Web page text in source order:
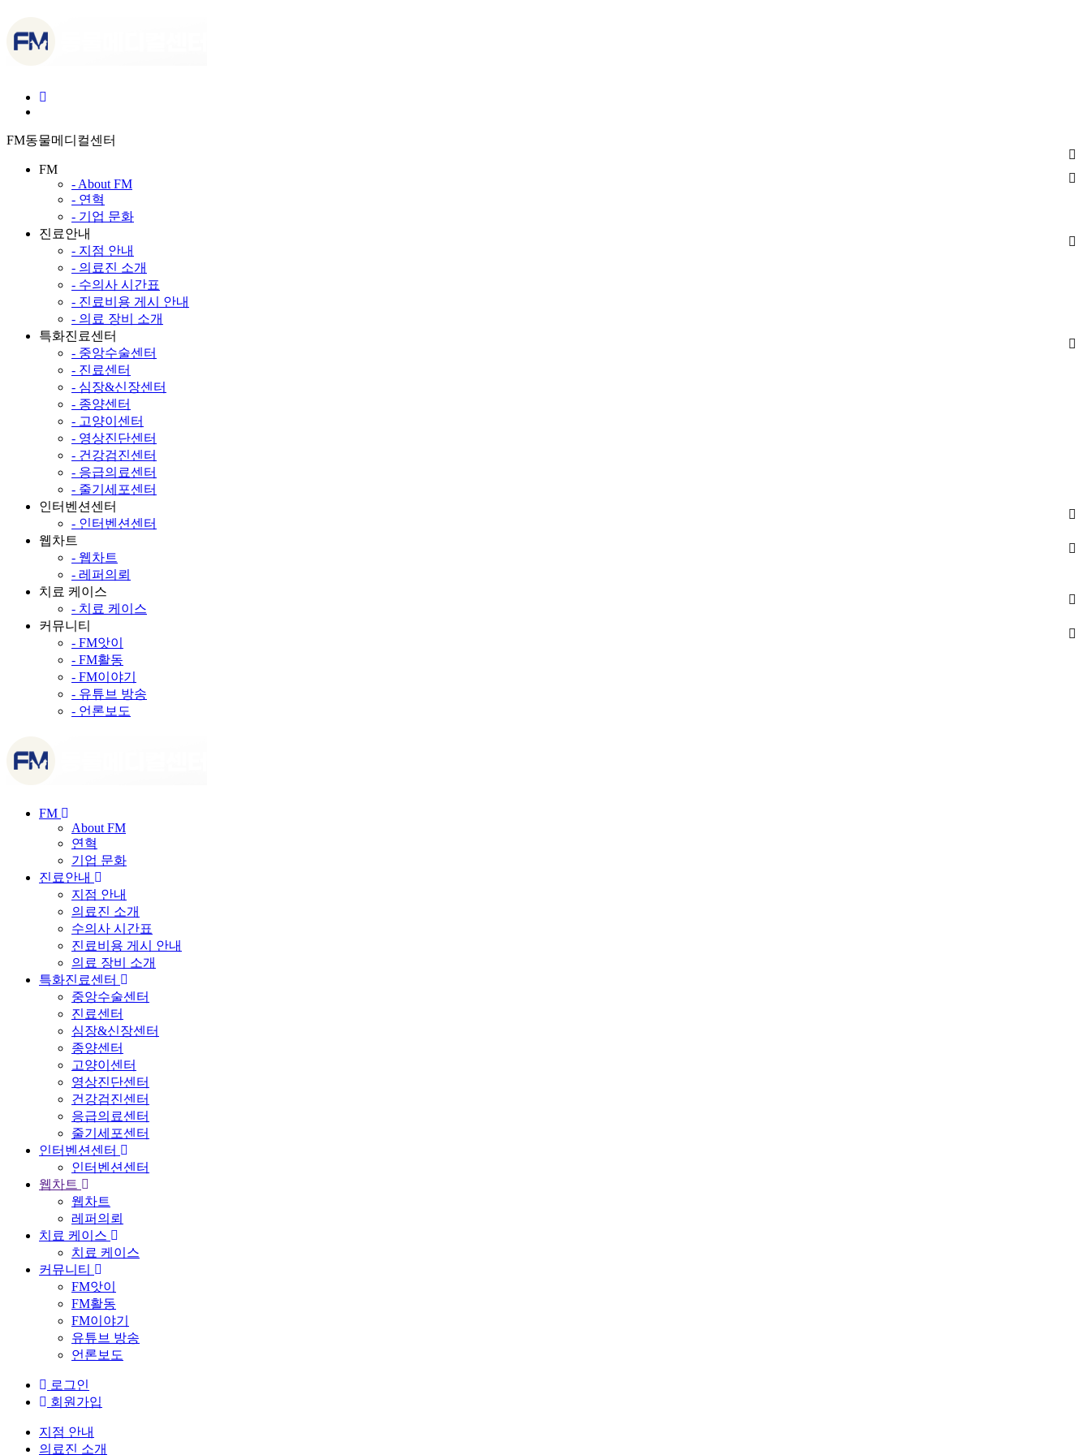
FM동물메디컬센터
FM
- About FM
- 연혁
- 기업 문화
진료안내
- 지점 안내
- 의료진 소개
- 수의사 시간표
- 진료비용 게시 안내
- 의료 장비 소개
특화진료센터
- 중앙수술센터
- 진료센터
- 심장&신장센터
- 종양센터
- 고양이센터
- 영상진단센터
- 건강검진센터
- 응급의료센터
- 줄기세포센터
인터벤션센터
- 인터벤션센터
웹차트
- 웹차트
- 레퍼의뢰
치료 케이스
- 치료 케이스
커뮤니티
- FM앗이
- FM활동
- FM이야기
- 유튜브 방송
- 언론보도
FM
About FM
연혁
기업 문화
진료안내
지점 안내
의료진 소개
수의사 시간표
진료비용 게시 안내
의료 장비 소개
특화진료센터
중앙수술센터
진료센터
심장&신장센터
종양센터
고양이센터
영상진단센터
건강검진센터
응급의료센터
줄기세포센터
인터벤션센터
인터벤션센터
웹차트
웹차트
레퍼의뢰
치료 케이스
치료 케이스
커뮤니티
FM앗이
FM활동
FM이야기
유튜브 방송
언론보도
로그인
회원가입
지점 안내
의료진 소개